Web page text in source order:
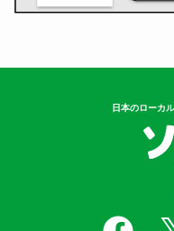
日本のローカ